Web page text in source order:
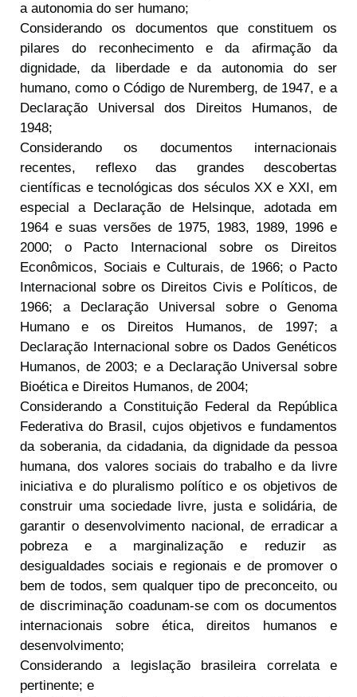
a autonomia do ser humano;
Considerando os documentos que constituem os
pilares do reconhecimento e da afirmação da
dignidade, da liberdade e da autonomia do ser
humano, como o Código de Nuremberg, de 1947, e a
Declaração Universal dos Direitos Humanos, de
1948;
Considerando os documentos internacionais
recentes, reflexo das grandes descobertas
científicas e tecnológicas dos séculos XX e XXI, em
especial a Declaração de Helsinque, adotada em
1964 e suas versões de 1975, 1983, 1989, 1996 e
2000; o Pacto Internacional sobre os Direitos
Econômicos, Sociais e Culturais, de 1966; o Pacto
Internacional sobre os Direitos Civis e Políticos, de
1966; a Declaração Universal sobre o Genoma
Humano e os Direitos Humanos, de 1997; a
Declaração Internacional sobre os Dados Genéticos
Humanos, de 2003; e a Declaração Universal sobre
Bioética e Direitos Humanos, de 2004;
Considerando a Constituição Federal da República
Federativa do Brasil, cujos objetivos e fundamentos
da soberania, da cidadania, da dignidade da pessoa
humana, dos valores sociais do trabalho e da livre
iniciativa e do pluralismo político e os objetivos de
construir uma sociedade livre, justa e solidária, de
garantir o desenvolvimento nacional, de erradicar a
pobreza e a marginalização e reduzir as
desigualdades sociais e regionais e de promover o
bem de todos, sem qualquer tipo de preconceito, ou
de discriminação coadunam-se com os documentos
internacionais sobre ética, direitos humanos e
desenvolvimento;
Considerando a legislação brasileira correlata e
pertinente; e